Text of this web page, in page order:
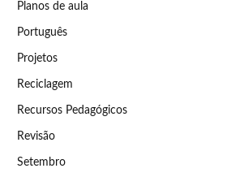
Planos de aula
Português
Projetos
Reciclagem
Recursos Pedagógicos
Revisão
Setembro